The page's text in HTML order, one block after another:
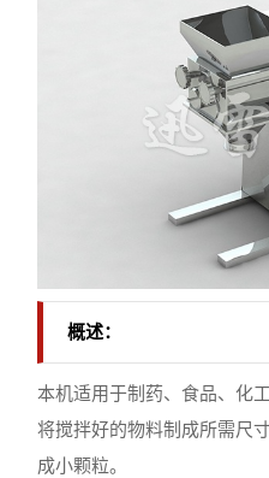
概述：
本机适用于制药、食品、化
将搅拌好的物料制成所需尺
成小颗粒。